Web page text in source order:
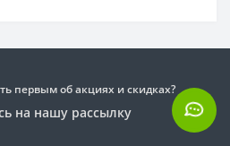
первым об акциях и скидках?
на нашу рассылку